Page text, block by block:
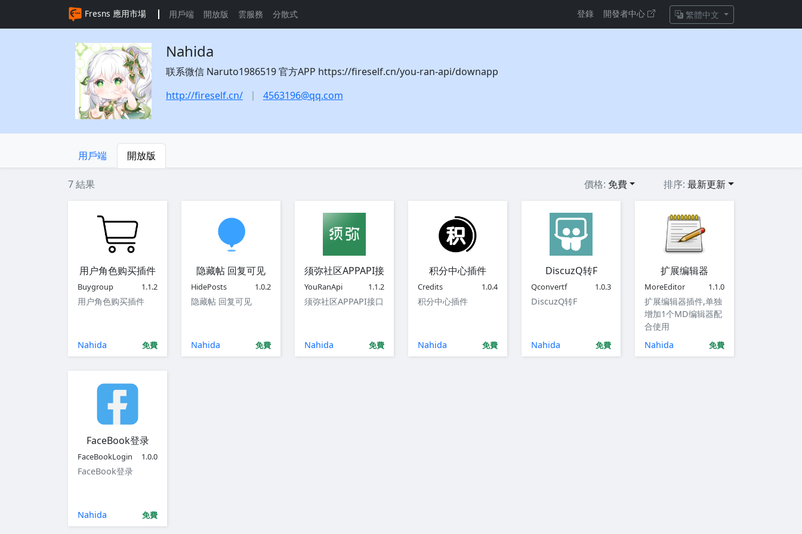
Fresns 應用市場 用戶端 開放版 雲服務 分散式 登錄 開發者中心 繁體中文
Nahida
联系微信 Naruto1986519 官方APP https://fireself.cn/you-ran-api/downapp
http://fireself.cn/
4563196@qq.com
用戶端 開放版
7 結果 價格: 免費 排序:最新更新
用户角色购买插件
Buygroup 1.1.2
用户角色购买插件
Nahida 免費
隐藏帖 回复可见
HidePosts 1.0.2
隐藏帖 回复可见
Nahida 免費
须弥社区APPAPI接口
YouRanApi 1.1.2
须弥社区APPAPI接口
Nahida 免費
积分中心插件
Credits 1.0.4
积分中心插件
Nahida 免費
DiscuzQ转F
Qconvertf 1.0.3
DiscuzQ转F
Nahida 免費
扩展编辑器
MoreEditor 1.1.0
扩展编辑器插件,单独
增加1个MD编辑器配
合使用
Nahida
免費
FaceBook登录
FaceBookLogin 1.0.0
FaceBook登录
Nahida 免費